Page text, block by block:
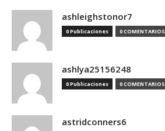
ashleighstonor7
0 Publicaciones 0 COMENTARIOS
ashlya25156248
0 Publicaciones 0 COMENTARIOS
astridconners6